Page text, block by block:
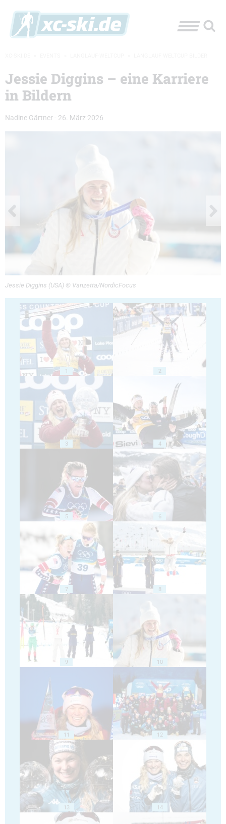
Jessie Diggins – eine Karriere
in Bildern
Nadine Gärtner - 26. März 2026
Jessie Diggins (USA) © Vanzetta/NordicFocus
1 2
3 4
5 6
7 8
9 10
11 12
13 14